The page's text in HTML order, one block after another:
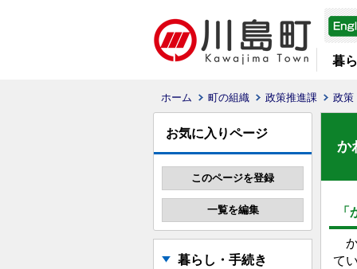
暮
ホーム 町の組織 政策推進課 政策
お気に入りページ
暮らし・手続き
か
か
て